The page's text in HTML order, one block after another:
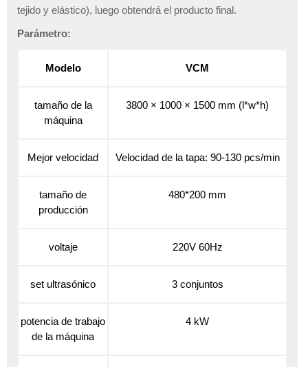
tejido y elástico), luego obtendrá el producto final.
Parámetro:
Modelo VCM
tamaño de la
máquina
3800 × 1000 × 1500 mm (l*w*h)
Mejor velocidad Velocidad de la tapa: 90-130 pcs/min
tamaño de
producción
480*200 mm
voltaje 220V 60Hz
set ultrasónico 3 conjuntos
potencia de trabajo
de la máquina
4 kW